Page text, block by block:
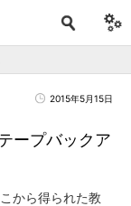
2015年5月15日
ープバックア
から得られた教